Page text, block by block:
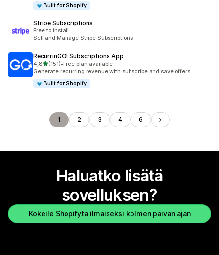
Built for Shopify
Stripe Subscriptions
Free to install
Sell and Manage Stripe Subscriptions
RecurrinGO! Subscriptions App
4,8/ 5 tähteä
(151)
151 arvostelua yhteensä
•Free plan available
Generate recurring revenue with subscribe and save offers
Built for Shopify
1 2 3 4 6
Haluatko lisätä
sovelluksen?
Kokeile Shopifyta ilmaiseksi kolmen päivän ajan